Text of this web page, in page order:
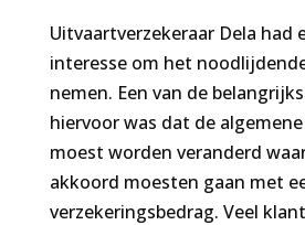
Uitvaartverzekeraar Dela had
interesse om het
nemen. Een van de
hiervoor was dat de
moest worden veranderd
akkoord moesten gaan met
verzekeringsbedrag. Veel